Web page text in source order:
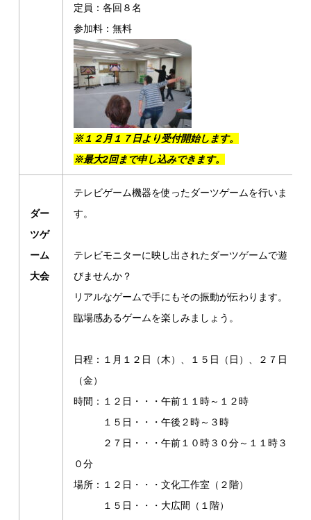
定員：各回８名
参加料：無料
※１２月１７日より受付開始します。
※最大2回まで申し込みできます。
ダー
ツゲ
ーム
大会
テレビゲーム機器を使ったダーツゲームを行いま
す。
テレビモニターに映し出されたダーツゲームで遊
びませんか？
リアルなゲームで手にもその振動が伝わります。
臨場感あるゲームを楽しみましょう。
日程：１月１２日（木）、１５日（日）、２７日
（金）
時間：１２日・・・午前１１時～１２時
１５日・・・午後２時～３時
２７日・・・午前１０時３０分～１１時３
０分
場所：１２日・・・文化工作室（２階）
１５日・・・大広間（１階）